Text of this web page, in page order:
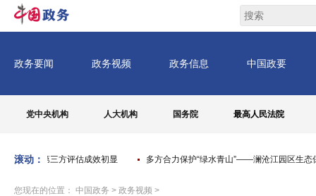
党中央机构 人大机构 国务院 最高人民法院
滚动：
大决策第三方评估成效初显 多方合力保护“绿水青山”——澜沧江园区生态保
您现在的位置： 中国政务 > 政务视频 >